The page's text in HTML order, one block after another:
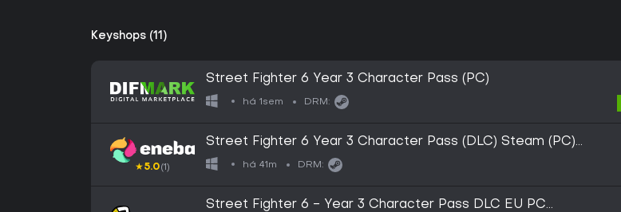
Keyshops (11)
Street Fighter 6 Year 3 Character Pass (PC)
há 1sem DRM:
★5.0(1)
Street Fighter 6 Year 3 Character Pass (DLC) Steam (PC)
Key EUROPE
há 41m DRM:
Street Fighter 6 - Year 3 Character Pass DLC EU PC